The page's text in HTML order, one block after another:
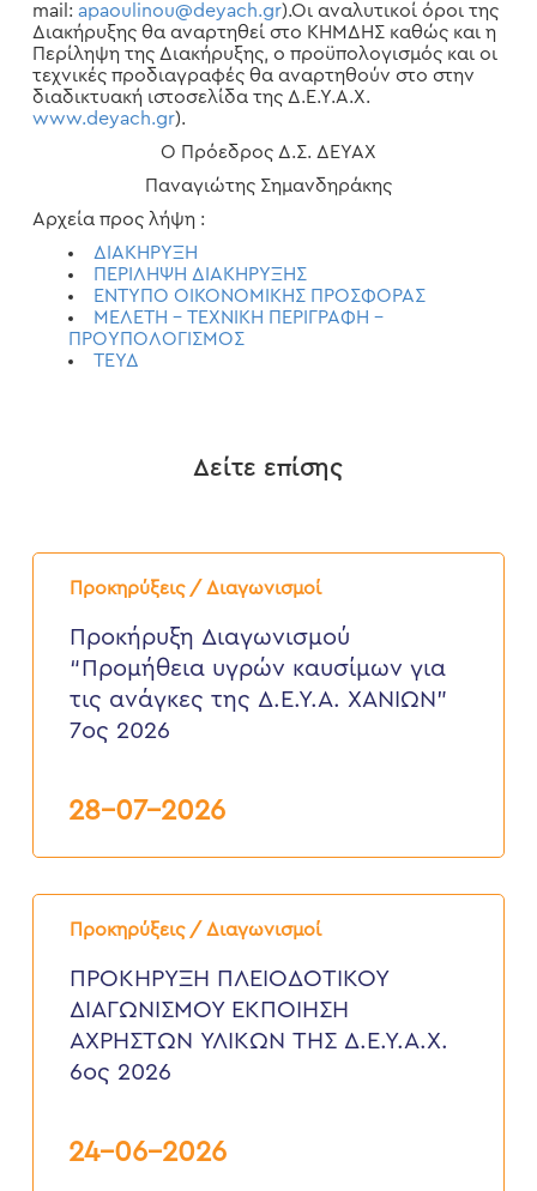
mail: apaoulinou@deyach.gr).Οι αναλυτικοί όροι της
Διακήρυξης θα αναρτηθεί στο ΚΗΜΔΗΣ καθώς και η
Περίληψη της Διακήρυξης, ο προϋπολογισμός και οι
τεχνικές προδιαγραφές θα αναρτηθούν στο στην
διαδικτυακή ιστοσελίδα της Δ.Ε.Υ.Α.Χ.
www.deyach.gr).
Ο Πρόεδρος Δ.Σ. ΔΕΥΑΧ
Παναγιώτης Σημανδηράκης
Αρχεία προς λήψη :
ΔΙΑΚΗΡΥΞΗ
ΠΕΡΙΛΗΨΗ ΔΙΑΚΗΡΥΞΗΣ
ΕΝΤΥΠΟ ΟΙΚΟΝΟΜΙΚΗΣ ΠΡΟΣΦΟΡΑΣ
ΜΕΛΕΤΗ – ΤΕΧΝΙΚΗ ΠΕΡΙΓΡΑΦΗ –
ΠΡΟΥΠΟΛΟΓΙΣΜΟΣ
ΤΕΥΔ
Δείτε επίσης
Προκηρύξεις / Διαγωνισμοί
Προκήρυξη
Διαγωνισμού
υγρών
καυσίμων
ανάγκες
2026
Προκήρυξη Διαγωνισμού
“Προμήθεια υγρών καυσίμων για
τις ανάγκες της Δ.Ε.Υ.Α. ΧΑΝΙΩΝ”
7ος 2026
28-07-2026
Προκηρύξεις / Διαγωνισμοί
ΠΡΟΚΗΡΥΞΗ
ΠΛΕΙΟΔΟΤΙΚΟΥ
ΕΚΠΟΙΗΣΗ
ΑΧΡΗΣΤΩΝ
ΥΛΙΚΩΝ
Δ.Ε.Υ.Α.Χ.
ΠΡΟΚΗΡΥΞΗ ΠΛΕΙΟΔΟΤΙΚΟΥ
ΔΙΑΓΩΝΙΣΜΟΥ ΕΚΠΟΙΗΣΗ
ΑΧΡΗΣΤΩΝ ΥΛΙΚΩΝ ΤΗΣ Δ.Ε.Υ.Α.Χ.
6ος 2026
24-06-2026